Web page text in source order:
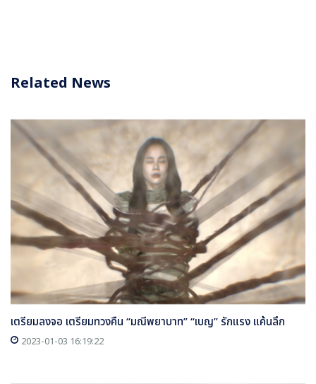
Related News
เตรียมลงจอ เตรียมทวงคืน “มณีพยาบาท” “เบญ” รักแรง แค้นลึก
2023-01-03 16:19:22